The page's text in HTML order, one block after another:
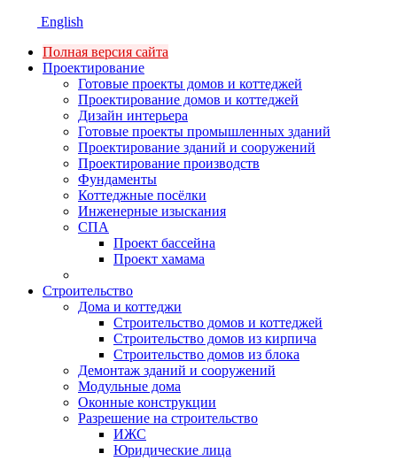
English
Полная версия сайта
Проектирование
Готовые проекты домов и коттеджей
Проектирование домов и коттеджей
Дизайн интерьера
Готовые проекты промышленных зданий
Проектирование зданий и сооружений
Проектирование производств
Фундаменты
Коттеджные посёлки
Инженерные изыскания
СПА
Проект бассейна
Проект хамама
Строительство
Дома и коттеджи
Строительство домов и коттеджей
Строительство домов из кирпича
Строительство домов из блока
Демонтаж зданий и сооружений
Модульные дома
Оконные конструкции
Разрешение на строительство
ИЖС
Юридические лица